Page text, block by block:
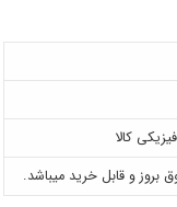
کالا
بروز و قابل خرید میباشد.